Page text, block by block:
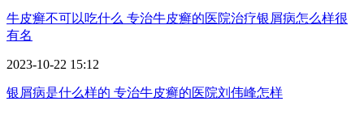
牛皮癣不可以吃什么 专治牛皮癣的医院治疗银屑病怎么样很
有名
2023-10-22 15:12
银屑病是什么样的 专治牛皮癣的医院刘伟峰怎样